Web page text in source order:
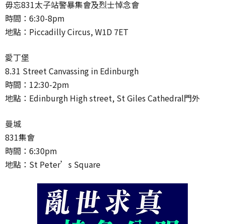
毋忘831太子站警暴集會及烈士悼念會
時間：6:30-8pm
地點：Piccadilly Circus, W1D 7ET
愛丁堡
8.31 Street Canvassing in Edinburgh
時間：12:30-2pm
地點：Edinburgh High street, St Giles Cathedral門外
曼城
831集會
時間：6:30pm
地點：St Peter’s Square